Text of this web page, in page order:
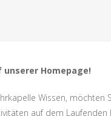
Homepage!
Wissen,
auf dem Laufenden